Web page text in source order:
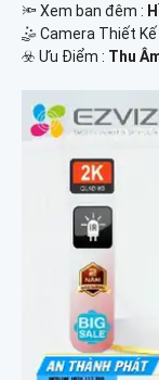
🔦 Xem ban đêm :
🤹 Camera Thiết Kế
️☣️ Ưu Điểm : Thu